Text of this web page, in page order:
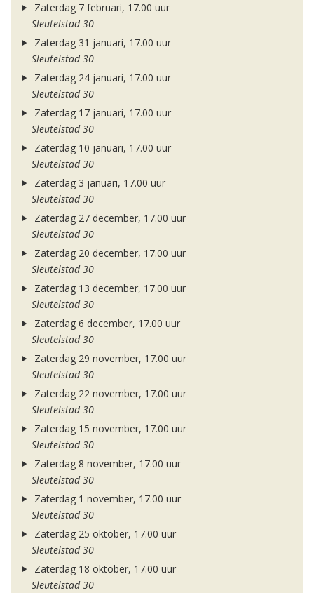
Zaterdag 7 februari, 17.00 uur
Sleutelstad 30
Zaterdag 31 januari, 17.00 uur
Sleutelstad 30
Zaterdag 24 januari, 17.00 uur
Sleutelstad 30
Zaterdag 17 januari, 17.00 uur
Sleutelstad 30
Zaterdag 10 januari, 17.00 uur
Sleutelstad 30
Zaterdag 3 januari, 17.00 uur
Sleutelstad 30
Zaterdag 27 december, 17.00 uur
Sleutelstad 30
Zaterdag 20 december, 17.00 uur
Sleutelstad 30
Zaterdag 13 december, 17.00 uur
Sleutelstad 30
Zaterdag 6 december, 17.00 uur
Sleutelstad 30
Zaterdag 29 november, 17.00 uur
Sleutelstad 30
Zaterdag 22 november, 17.00 uur
Sleutelstad 30
Zaterdag 15 november, 17.00 uur
Sleutelstad 30
Zaterdag 8 november, 17.00 uur
Sleutelstad 30
Zaterdag 1 november, 17.00 uur
Sleutelstad 30
Zaterdag 25 oktober, 17.00 uur
Sleutelstad 30
Zaterdag 18 oktober, 17.00 uur
Sleutelstad 30